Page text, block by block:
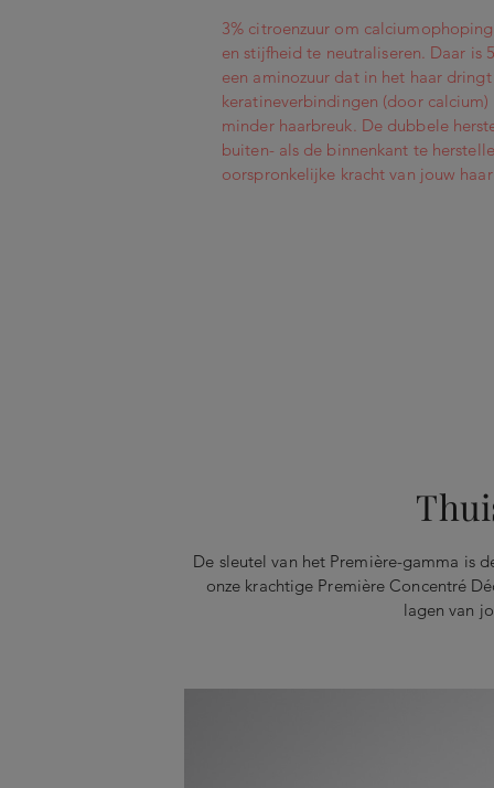
3% citroenzuur om
en stijfheid te neutraliseren. Daar is
een aminozuur dat in het haar
keratineverbindingen (door
minder haarbreuk. De dubbele
buiten- als de binnenkant te
oorspronkelijke kracht van jouw
De sleutel van het Première-gamma is
onze krachtige Première Concentré
lagen van